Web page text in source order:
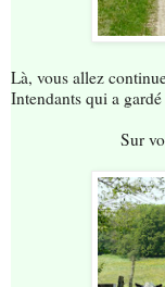
Là, vous allez
Intendants qui a
Sur